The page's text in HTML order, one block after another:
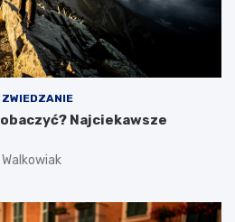
ZWIEDZANIE
Najciekawsze